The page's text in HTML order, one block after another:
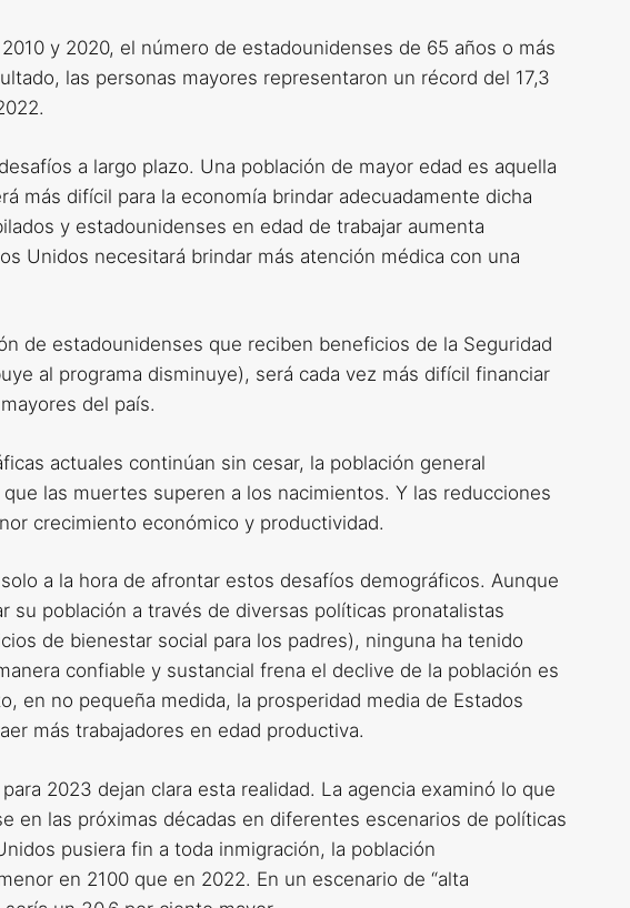
y 2020, el número de estadounidenses de 65 años o más
las personas mayores representaron un récord del 17,3
a largo plazo. Una población de mayor edad es aquella
más difícil para la economía brindar adecuadamente dicha
y estadounidenses en edad de trabajar aumenta
Unidos necesitará brindar más atención médica con una
de estadounidenses que reciben beneficios de la Seguridad
al programa disminuye), será cada vez más difícil financiar
del país.
actuales continúan sin cesar, la población general
las muertes superen a los nacimientos. Y las reducciones
crecimiento económico y productividad.
a la hora de afrontar estos desafíos demográficos. Aunque
su población a través de diversas políticas pronatalistas
de bienestar social para los padres), ninguna ha tenido
confiable y sustancial frena el declive de la población es
en no pequeña medida, la prosperidad media de Estados
más trabajadores en edad productiva.
2023 dejan clara esta realidad. La agencia examinó lo que
en las próximas décadas en diferentes escenarios de políticas
pusiera fin a toda inmigración, la población
en 2100 que en 2022. En un escenario de “alta